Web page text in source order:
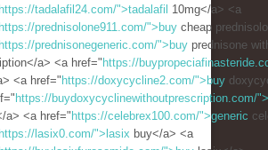
https://tadalafil24.com/">tadalafil 10mg</a> <a
https://prednisolone911.com/">buy cheap
https://prednisonegeneric.com/">buy prednisone
a> <a href=" https://
<a href=" https://doxycycline2.com/">buy
https://buydoxycyclinewithoutprescription.com/
a> <a href="https://celebrex100.com/">generic
https://lasix0.com/">lasix buy</a> <a